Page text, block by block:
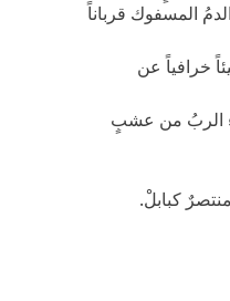
المسفوك قرباناً
خرافياً عن
الربُ من عشبٍ
كبابلْ.